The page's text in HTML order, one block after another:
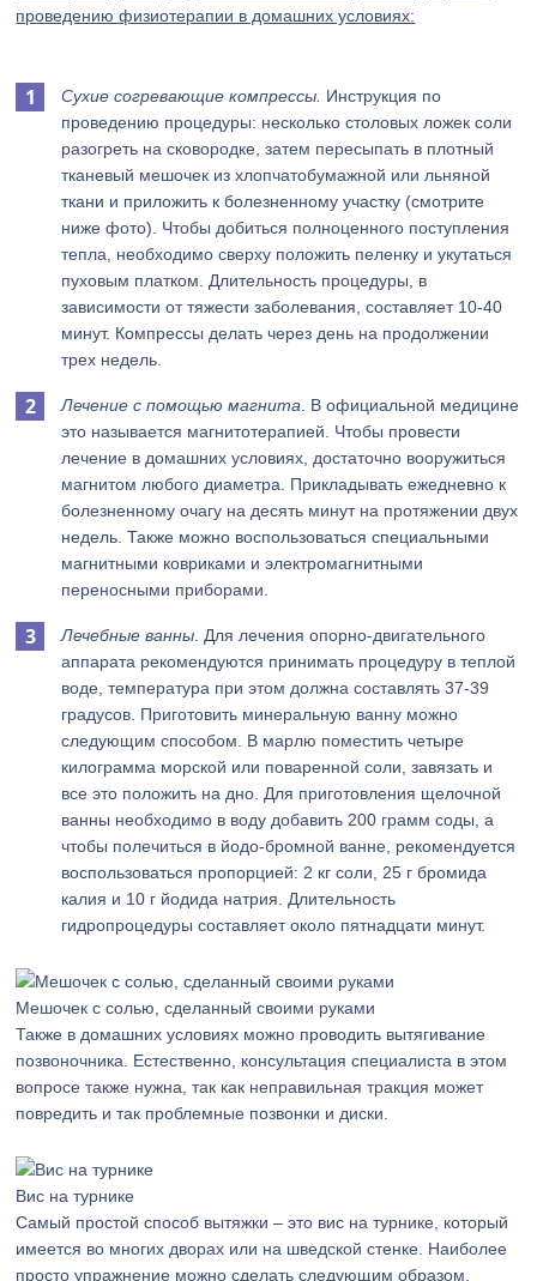
проведению физиотерапии в домашних условиях:
Сухие согревающие компрессы. Инструкция по
проведению процедуры: несколько столовых ложек соли
разогреть на сковородке, затем пересыпать в плотный
тканевый мешочек из хлопчатобумажной или льняной
ткани и приложить к болезненному участку (смотрите
ниже фото). Чтобы добиться полноценного поступления
тепла, необходимо сверху положить пеленку и укутаться
пуховым платком. Длительность процедуры, в
зависимости от тяжести заболевания, составляет 10-40
минут. Компрессы делать через день на продолжении
трех недель.
Лечение с помощью магнита . В официальной медицине
это называется магнитотерапией. Чтобы провести
лечение в домашних условиях, достаточно вооружиться
магнитом любого диаметра. Прикладывать ежедневно к
болезненному очагу на десять минут на протяжении двух
недель. Также можно воспользоваться специальными
магнитными ковриками и электромагнитными
переносными приборами.
Лечебные ванны . Для лечения опорно-двигательного
аппарата рекомендуются принимать процедуру в теплой
воде, температура при этом должна составлять 37-39
градусов. Приготовить минеральную ванну можно
следующим способом. В марлю поместить четыре
килограмма морской или поваренной соли, завязать и
все это положить на дно. Для приготовления щелочной
ванны необходимо в воду добавить 200 грамм соды, а
чтобы полечиться в йодо-бромной ванне, рекомендуется
воспользоваться пропорцией: 2 кг соли, 25 г бромида
калия и 10 г йодида натрия. Длительность
гидропроцедуры составляет около пятнадцати минут.
Мешочек с солью, сделанный своими руками
Также в домашних условиях можно проводить вытягивание
позвоночника. Естественно, консультация специалиста в этом
вопросе также нужна, так как неправильная тракция может
повредить и так проблемные позвонки и диски.
Вис на турнике
Самый простой способ вытяжки – это вис на турнике, который
имеется во многих дворах или на шведской стенке. Наиболее
просто упражнение можно сделать следующим образом.